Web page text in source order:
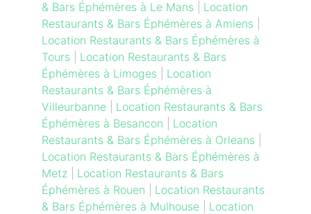
& Bars Éphémères à Le Mans| Location
Restaurants & Bars Éphémères à Amiens|
Location Restaurants & Bars Éphémères à
Tours| Location Restaurants & Bars
Éphémères à Limoges| Location
Restaurants & Bars Éphémères à
Villeurbanne| Location Restaurants & Bars
Éphémères à Besancon
Location
Restaurants & Bars Éphémères à Orleans|
Location Restaurants & Bars Éphémères à
Metz| Location Restaurants & Bars
Éphémères à Rouen
Location Restaurants
& Bars Éphémères à Mulhouse| Location